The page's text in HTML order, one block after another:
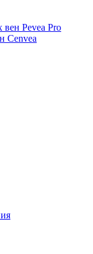
вен Pevea Pro
Cenvea